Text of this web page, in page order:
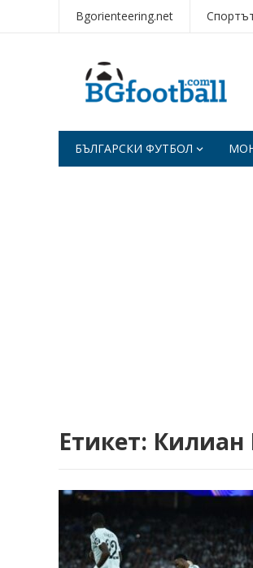
Bgorienteering.net
БЪЛГАРСКИ ФУТБОЛ
Етикет: Килиан